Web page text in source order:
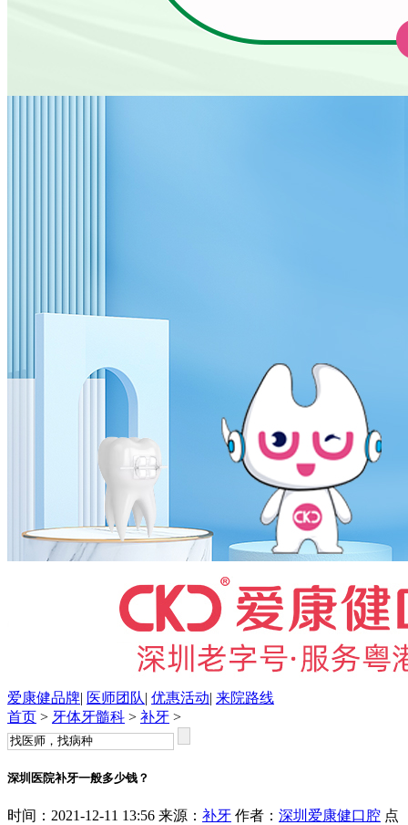
爱康健品牌| 医师团队| 优惠活动| 来院路线
首页 > 牙体牙髓科 > 补牙 >
深圳医院补牙一般多少钱？
时间：2021-12-11 13:56 来源： 补牙 作者： 深圳爱康健口腔 点